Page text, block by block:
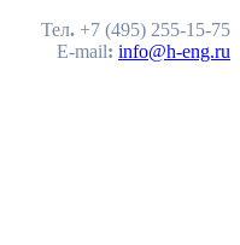
Тел. +7 (495) 255-15-75
E-mail: info@h-eng.ru